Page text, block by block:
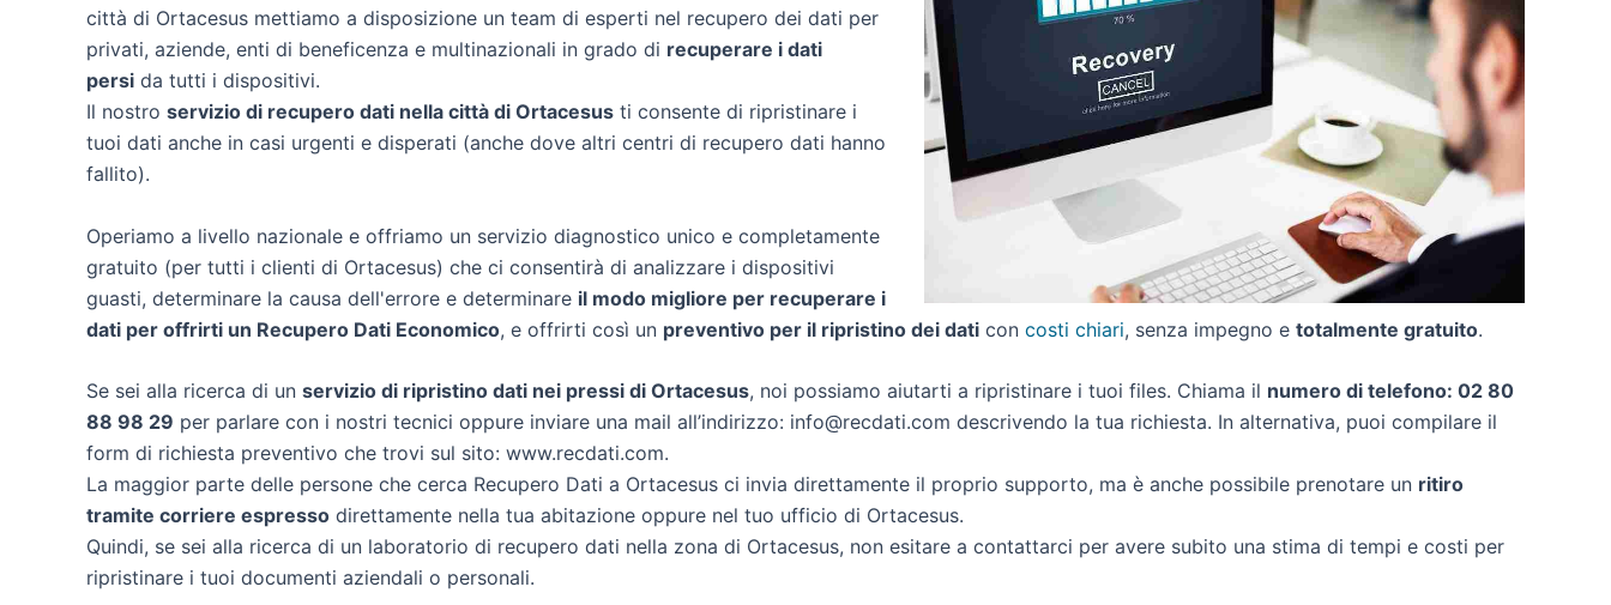
città di Ortacesus mettiamo a disposizione un team di esperti nel recupero dei dati per
privati, aziende, enti di beneficenza e multinazionali in grado di recuperare i dati
persi da tutti i dispositivi.
Il nostro servizio di recupero dati nella città di Ortacesus ti consente di ripristinare i
tuoi dati anche in casi urgenti e disperati (anche dove altri centri di recupero dati hanno
fallito).
Operiamo a livello nazionale e offriamo un servizio diagnostico unico e completamente
gratuito (per tutti i clienti di Ortacesus) che ci consentirà di analizzare i dispositivi
guasti, determinare la causa dell'errore e determinare il modo migliore per recuperare i
dati per offrirti un Recupero Dati Economico, e offrirti così un preventivo per il ripristino dei dati con costi chiari, senza impegno e totalmente gratuito.
Se sei alla ricerca di un servizio di ripristino dati nei pressi di Ortacesus, noi possiamo aiutarti a ripristinare i tuoi files. Chiama il numero di telefono: 02 80
88 98 29 per parlare con i nostri tecnici oppure inviare una mail all’indirizzo: info@recdati.com descrivendo la tua richiesta. In alternativa, puoi compilare il
form di richiesta preventivo che trovi sul sito: www.recdati.com.
La maggior parte delle persone che cerca Recupero Dati a Ortacesus ci invia direttamente il proprio supporto, ma è anche possibile prenotare un ritiro
tramite corriere espresso direttamente nella tua abitazione oppure nel tuo ufficio di Ortacesus.
Quindi, se sei alla ricerca di un laboratorio di recupero dati nella zona di Ortacesus, non esitare a contattarci per avere subito una stima di tempi e costi per
ripristinare i tuoi documenti aziendali o personali.